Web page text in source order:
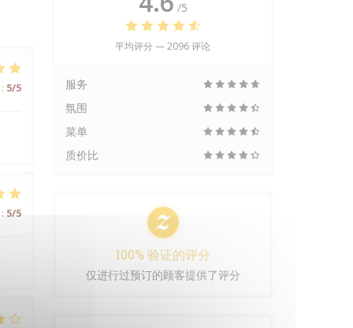
: 5/5
: 5/5
/5
平均评分 —2096 评论
服务
氛围
菜单
质价比
100% 验证的评分
仅进行过预订的顾客提供了评分